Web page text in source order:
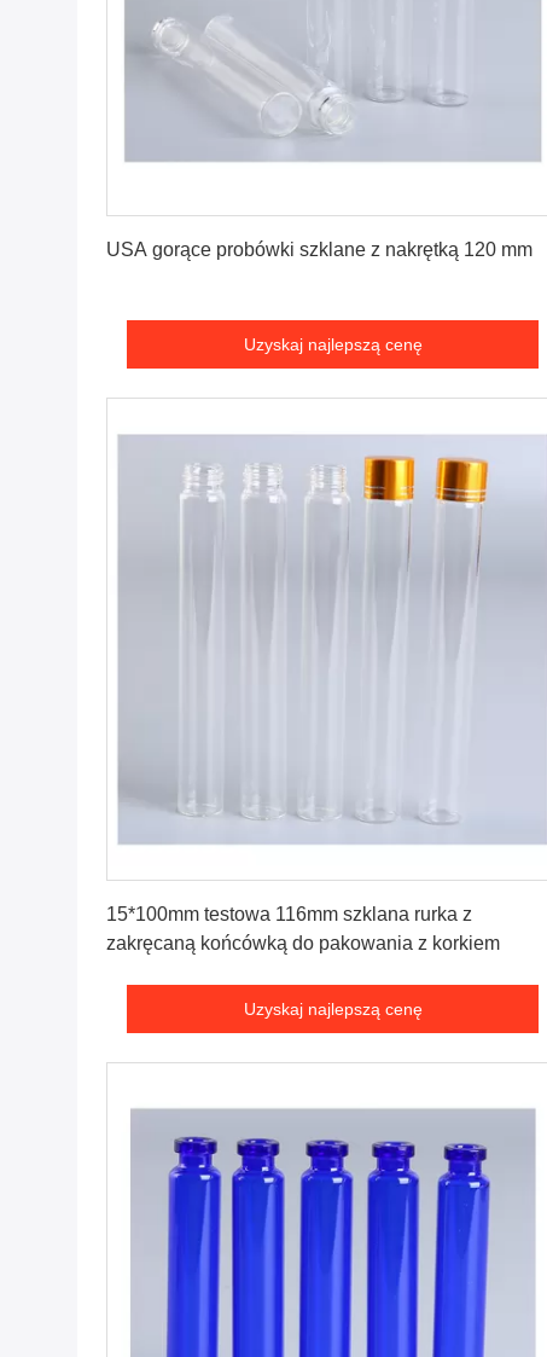
USA gorące probówki szklane z nakrętką 120 mm
Uzyskaj najlepszą cenę
15*100mm testowa 116mm szklana rurka z
zakręcaną końcówką do pakowania z korkiem
Uzyskaj najlepszą cenę